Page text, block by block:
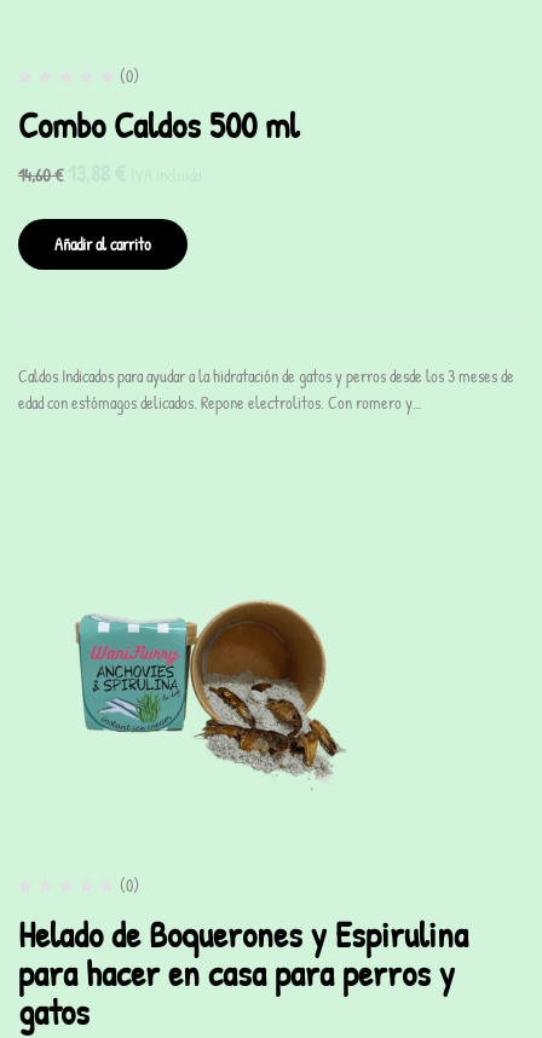
(0)
Combo Caldos 500 ml
14,60€
Añadir al carrito
Caldos Indicados para ayudar a la hidratación de gatos y perros desde los 3 meses de
edad con estómagos delicados. Repone electrolitos. Con romero y…
(0)
Helado de Boquerones y Espirulina
para hacer en casa para perros y
gatos